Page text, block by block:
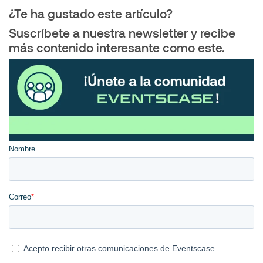
¿Te ha gustado este artículo?
Suscríbete a nuestra newsletter y recibe
más contenido interesante como este.